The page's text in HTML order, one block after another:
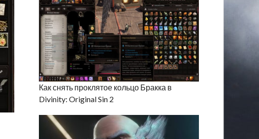
Как снять проклятое кольцо Бракка в
Divinity: Original Sin 2